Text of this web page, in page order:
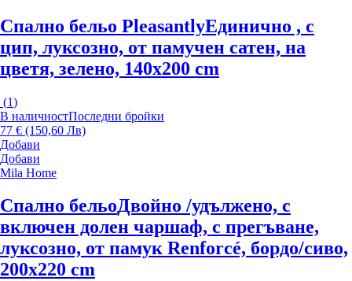
Спално бельо PleasantlyЕдинично , с
цип, луксозно, от памучен сатен, на
цветя, зелено, 140x200 cm
(1)
В наличностПоследни бройки
77 € (150,60 Лв)
Добави
Добави
Mila Home
Спално бельоДвойно /удължено, с
включен долен чаршаф, с прегъване,
луксозно, от памук Renforcé, бордо/сиво,
200x220 cm